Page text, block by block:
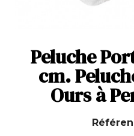
Peluche
cm.
Ours à